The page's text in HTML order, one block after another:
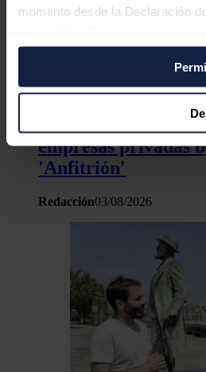
momento desde la Declaración
Si lo permite, también
Recopilar información
puede tener una precisión de
Identificar su dispositivo
características específicas
Obtenga más información
Puede cambiar o retirar su
Las cookies de este sitio web
y los anuncios, ofrecer
tráfico. Además, compartimos
sitio web con nuestros partners
análisis web, quienes pueden
haya proporcionado o que
Noticias relacionadas
recarga abiertos al
empresas privadas
'Anfitrión'
Redacción03/08/2026